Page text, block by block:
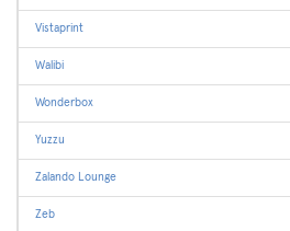
Vistaprint
Walibi
Wonderbox
Yuzzu
Zalando Lounge
Zeb